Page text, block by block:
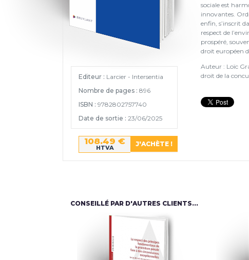
sociale est
innovantes.
enfin, s’inscrit
respect de
prospéré,
droit européen
Auteur : Loïc
droit de la
Editeur : Larcier - Intersentia
Nombre de pages : 896
ISBN : 9782802757740
Date de sortie : 23/06/2025
108.49 €
HTVA
CONSEILLÉ PAR D'AUTRES CLIENTS...